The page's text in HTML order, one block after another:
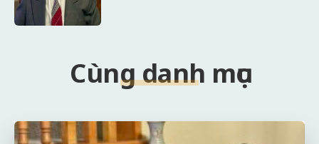
Cùng danh mục